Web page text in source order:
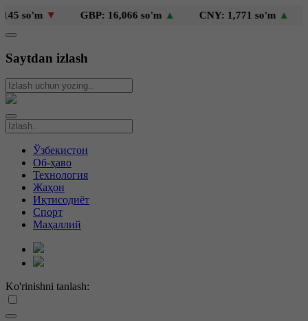
so'm▼ GBP: 16,066 so'm▲ CNY: 1,771 so'm▲
Saytdan izlash
Ўзбекистон
Об-ҳаво
Технология
Жаҳон
Иқтисодиёт
Спорт
Маҳаллий
Ko'rinishni tanlash: